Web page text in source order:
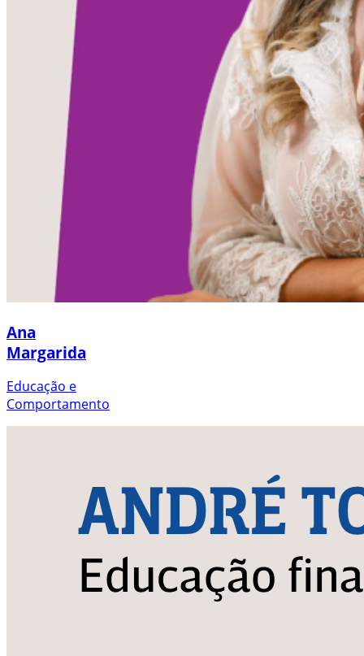
Ana
Margarida
Educação e
Comportamento